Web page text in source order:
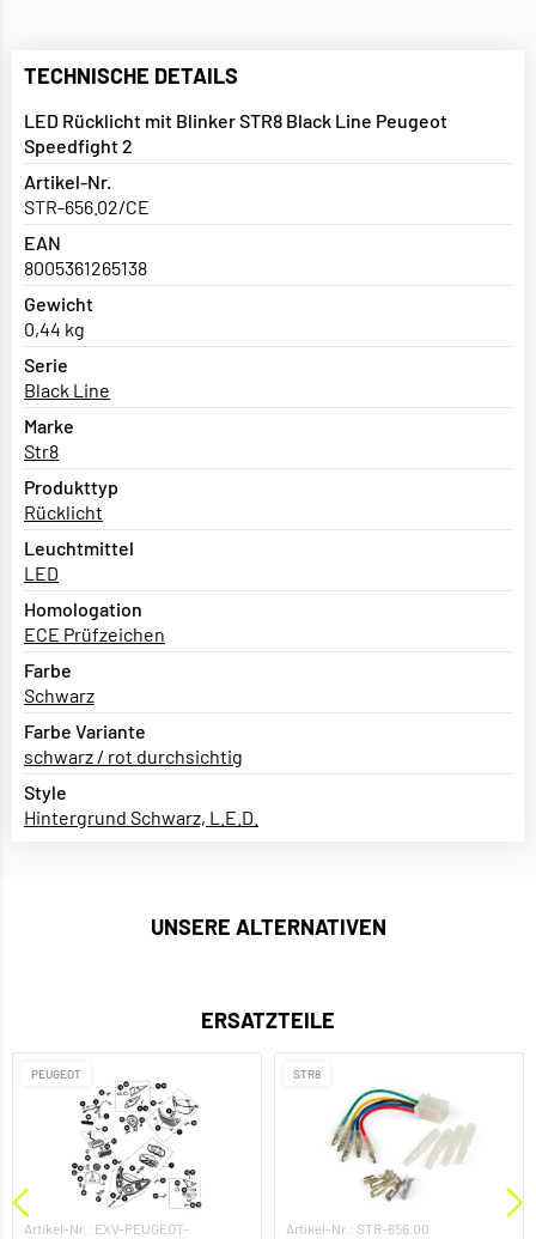
TECHNISCHE DETAILS
LED Rücklicht mit Blinker STR8 Black Line Peugeot
Speedfight 2
Artikel-Nr.
STR-656.02/CE
EAN
8005361265138
Gewicht
0,44 kg
Serie
Black Line
Marke
Str8
Produkttyp
Rücklicht
Leuchtmittel
LED
Homologation
ECE Prüfzeichen
Farbe
Schwarz
Farbe Variante
schwarz / rot durchsichtig
Style
Hintergrund Schwarz, L.E.D.
UNSERE ALTERNATIVEN
ERSATZTEILE
PEUGEOT
Artikel-Nr.: EXV-PEUGEOT-
STR8
Artikel-Nr.: STR-656.00